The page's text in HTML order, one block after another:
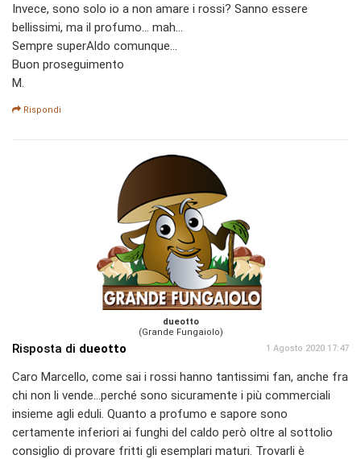
Invece, sono solo io a non amare i rossi? Sanno essere
bellissimi, ma il profumo... mah...
Sempre superAldo comunque...
Buon proseguimento
M.
Rispondi
dueotto
(Grande Fungaiolo)
Risposta di dueotto 1 Agosto 2020 17:47
Caro Marcello, come sai i rossi hanno tantissimi fan, anche fra
chi non li vende...perché sono sicuramente i più commerciali
insieme agli eduli. Quanto a profumo e sapore sono
certamente inferiori ai funghi del caldo però oltre al sottolio
consiglio di provare fritti gli esemplari maturi. Trovarli è